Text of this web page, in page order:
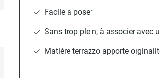
Facile à poser
Sans trop plein, à associer avec
Matière terrazzo apporte